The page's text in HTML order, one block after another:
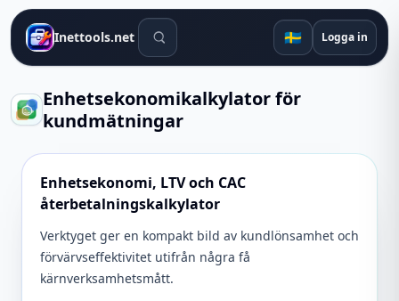
Inettools.net Sökverktyg 🇸🇪 Logga in
Enhetsekonomikalkylator för
kundmätningar
Enhetsekonomi, LTV och CAC
återbetalningskalkylator
Verktyget ger en kompakt bild av kundlönsamhet och
förvärvseffektivitet utifrån några få
kärnverksamhetsmått.